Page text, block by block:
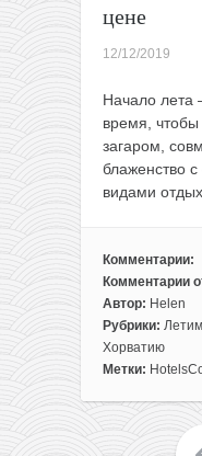
цене
12/12/2019
Начало лета
время, чтобы
загаром,
блаженство
видами
Комментарии:
Комментарии
к
записи
Лето!
Готовый
Хорватии
Автор: Helen
Рубрики:
Хорватию
Метки: